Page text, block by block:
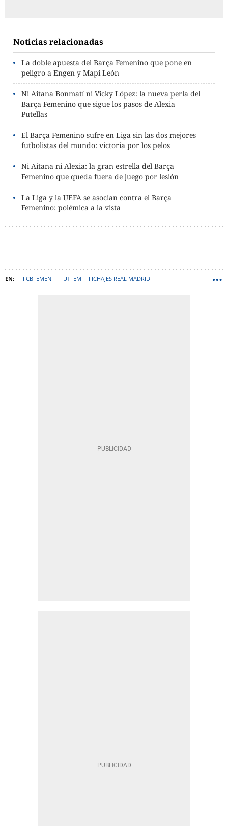
Noticias relacionadas
La doble apuesta del Barça Femenino que pone en
peligro a Engen y Mapi León
Ni Aitana Bonmatí ni Vicky López: la nueva perla del
Barça Femenino que sigue los pasos de Alexia
Putellas
El Barça Femenino sufre en Liga sin las dos mejores
futbolistas del mundo: victoria por los pelos
Ni Aitana ni Alexia: la gran estrella del Barça
Femenino que queda fuera de juego por lesión
La Liga y la UEFA se asocian contra el Barça
Femenino: polémica a la vista
FCBFEMENI FUTFEM FICHAJES REAL MADRID